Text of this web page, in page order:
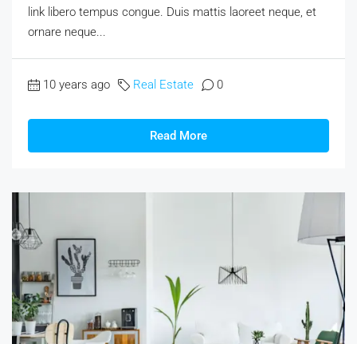
link libero tempus congue. Duis mattis laoreet neque, et
ornare neque...
10 years ago Real Estate 0
Read More